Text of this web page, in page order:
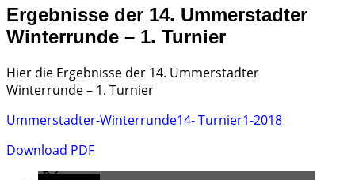
Ergebnisse der 14. Ummerstadter
Winterrunde – 1. Turnier
Hier die Ergebnisse der 14. Ummerstadter
Winterrunde – 1. Turnier
Ummerstadter-Winterrunde14- Turnier1-2018
Download PDF